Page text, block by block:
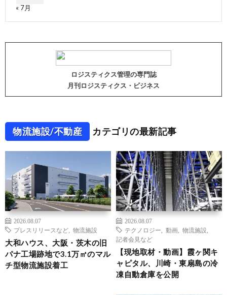
« 7月
ロジスティクス管理の専門誌
月刊ロジスティクス・ビジネス
物流施設/不動産 カテゴリの最新記事
2026.08.07
プレスリリースなど
物流施設
大和ハウス、大阪・茨木の旧
パナ工場跡地で3.1万㎡のマル
チ型物流施設着工
2026.08.07
テクノロジー
動画 物流施設
記者会見など
【現地取材・動画】霞ヶ関キ
ャピタル、川崎・東扇島の冷
凍自動倉庫を公開